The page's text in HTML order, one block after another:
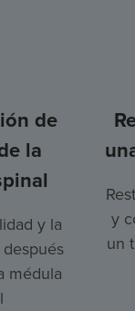
de
la
y la
médula
y
un